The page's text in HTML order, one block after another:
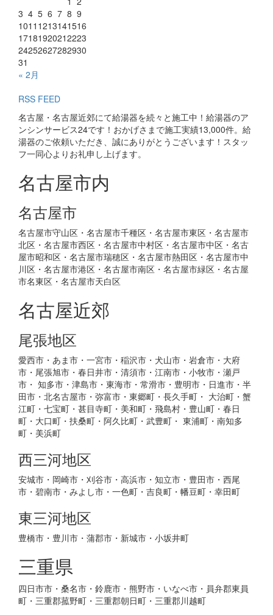
3 4 5 6 7 8 9
1011 1213141516
17181920212223
24252627282930
31
« 2月
RSS FEED
名古屋・名古屋近郊にて給湯器を続々と施工中！給湯器のア
ンシンサービス24です！おかげさまで施工実績13,000件。給
湯器のご依頼いただき、誠にありがとうございます！スタッ
フ一同心よりお礼申し上げます。
名古屋市内
名古屋市
名古屋市守山区・名古屋市千種区・名古屋市東区・名古屋市
北区・名古屋市西区・名古屋市中村区・名古屋市中区・名古
屋市昭和区・名古屋市瑞穂区・名古屋市熱田区・名古屋市中
川区・名古屋市港区・名古屋市南区・名古屋市緑区・名古屋
市名東区・名古屋市天白区
名古屋近郊
尾張地区
愛西市・あま市・一宮市・稲沢市・犬山市・岩倉市・大府
市・尾張旭市・春日井市・清須市・江南市・小牧市・瀬戸
市・ 知多市・津島市・東海市・常滑市・豊明市・日進市・半
田市・北名古屋市・弥富市・東郷町・長久手町・ 大治町・蟹
江町・七宝町・甚目寺町・美和町・飛島村・豊山町・春日
町・大口町・扶桑町・阿久比町・武豊町・ 東浦町・南知多
町・美浜町
西三河地区
安城市・岡崎市・刈谷市・高浜市・知立市・豊田市・西尾
市・碧南市・みよし市・一色町・吉良町・幡豆町・幸田町
東三河地区
豊橋市・豊川市・蒲郡市・新城市・小坂井町
三重県
四日市市・桑名市・鈴鹿市・熊野市・いなべ市・員弁郡東員
町・三重郡菰野町・三重郡朝日町・三重郡川越町